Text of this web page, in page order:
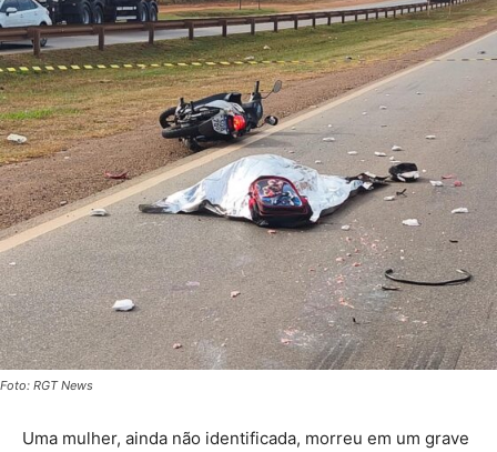
Foto: RGT News
Uma mulher, ainda não identificada, morreu em um grave